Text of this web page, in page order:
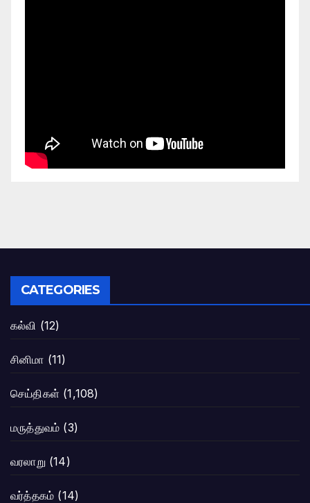
CATEGORIES
கல்வி (12)
சினிமா (11)
செய்திகள் (1,108)
மருத்துவம் (3)
வரலாறு (14)
வர்த்தகம் (14)